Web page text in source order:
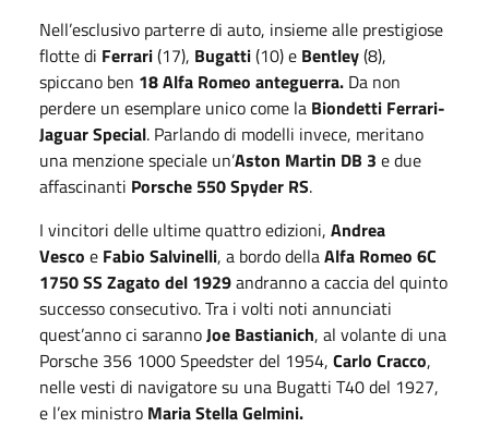
Nell’esclusivo parterre di auto, insieme alle prestigiose
flotte di Ferrari(17), Bugatti(10) e Bentley(8),
spiccano ben 18 Alfa Romeo anteguerra. Da non
perdere un esemplare unico come la Biondetti Ferrari-
Jaguar Special. Parlando di modelli invece, meritano
una menzione speciale un’Aston Martin DB 3 e due
affascinanti Porsche 550 Spyder RS.
I vincitori delle ultime quattro edizioni, Andrea
Vesco e Fabio Salvinelli, a bordo dellaAlfa Romeo 6C
1750 SS Zagato del 1929andranno a caccia del quinto
successo consecutivo. Tra i volti noti annunciati
quest’anno ci sarannoJoe Bastianich, al volante di una
Porsche 356 1000 Speedster del 1954, Carlo Cracco,
nelle vesti di navigatore su una Bugatti T40 del 1927,
e l’ex ministro Maria Stella Gelmini.